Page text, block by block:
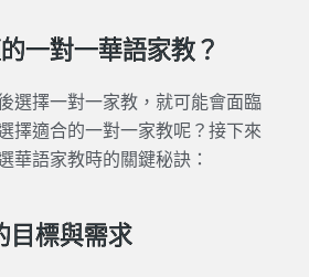
一對一華語家教？
選擇一對一家教，就可能會面臨
擇適合的一對一家教呢？接下來
華語家教時的關鍵秘訣：
目標與需求